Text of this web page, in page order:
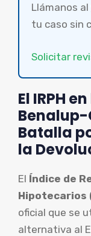
Llámanos al
tu caso sin
Solicitar
El IRPH
Benalup-
Batalla
la
El Índice de
Hipotecarios
oficial que se
alternativa al